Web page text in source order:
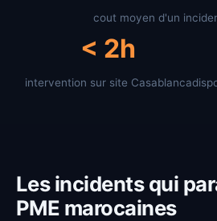
cout moyen d'un
< 2h
intervention sur site Casablanca
Les incidents qui
PME marocaines